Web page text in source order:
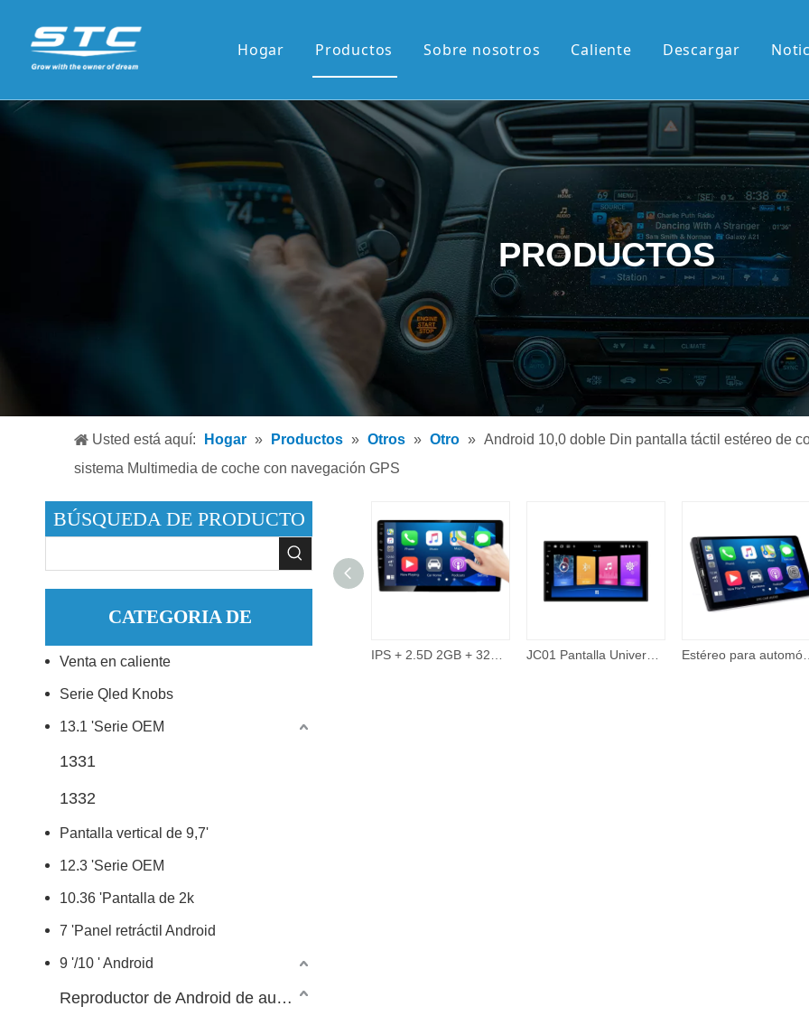
Hogar Productos
Serie OEM de 13,1'
Serie OEM de 12,3'
Pantalla 2K de 10,36'
Pantalla vertical de 9,7'
7'panel retráctil Android
9'/10'android
Los recién llegados
Reproductor de MP3 para coche
Sobre nosotros Caliente Descargar
PRODUCTOS
Usted está aquí: Hogar » Productos » Otros » Otro » Android 10,0 doble Din pantalla táctil estéreo de
sistema Multimedia de coche con navegación GPS
BÚSQUEDA DE PRODUCTO
CATEGORIA DE
PRODUCTO
Venta en caliente
Serie Qled Knobs
13.1 'Serie OEM
1331
1332
Pantalla vertical de 9,7'
12.3 'Serie OEM
10.36 'Pantalla de 2k
7 'Panel retráctil Android
9 '/10 ' Android
Reproductor de Android de automóvil 7/9/10 pulgadas